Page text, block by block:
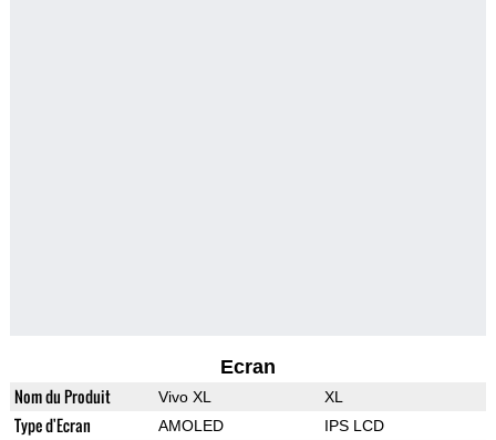
Ecran
Nom du Produit Vivo XL XL
Type d'Ecran AMOLED IPS LCD